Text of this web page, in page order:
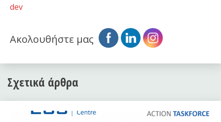
dev
Ακολουθήστε μας
Σχετικά άρθρα